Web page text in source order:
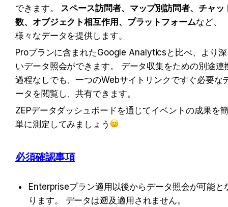
できます。 スペース訪問者、マップ別訪問者、チャッ
数、オブジェクト相互作用、プラットフォームなど、
様々なデータを提供します。
Proプランに含まれたGoogle Analyticsと比べ、より深
いデータ照会ができます。 データ収集をための別途連
過程なしでも、一つのWebサイトリンクですぐ必要な
ータを閲覧し、共有できます。
ZEPデータダッシュボードを通じてイベントの成果を
単に測定してみましょう
必須確認事項
Enterpriseプラン適用以後からデータ照会が可能と
ります。 データは遡及適用されません。